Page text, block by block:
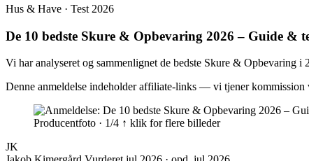
Hus & Have · Test 2026
De 10 bedste Skure & Opbevaring 2026 – Guide &
Vi har analyseret og sammenlignet de bedste Skure & Opbevaring
Denne anmeldelse indeholder affiliate-links — vi tjener
Producentfoto · 1/4 ↑ klik for flere billeder
JK